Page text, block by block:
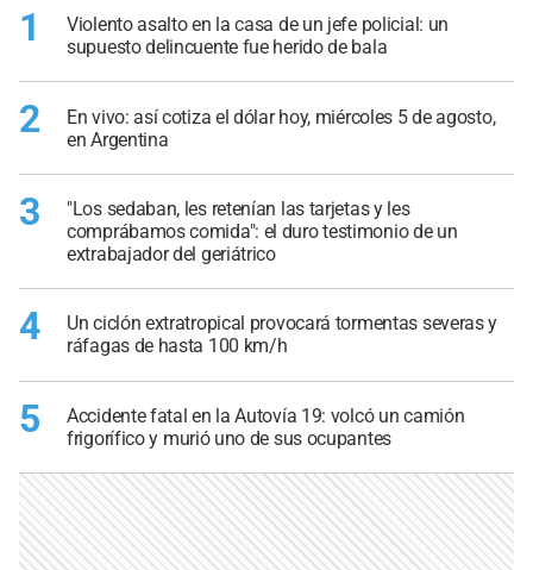
1
Violento asalto en la casa de un jefe policial: un
supuesto delincuente fue herido de bala
2
En vivo: así cotiza el dólar hoy, miércoles 5 de agosto,
en Argentina
3
"Los sedaban, les retenían las tarjetas y les
comprábamos comida": el duro testimonio de un
extrabajador del geriátrico
4
Un ciclón extratropical provocará tormentas severas y
ráfagas de hasta 100 km/h
5
Accidente fatal en la Autovía 19: volcó un camión
frigorífico y murió uno de sus ocupantes